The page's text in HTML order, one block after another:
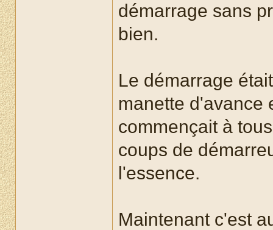
démarrage sans
bien.
Le démarrage
manette d'avance
commençait à
coups de
l'essence.
Maintenant c'est